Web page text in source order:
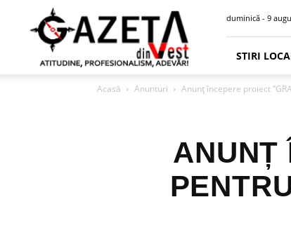
Gazeta
din
Vest
duminică - 9
STIRI
Acasă Anunturi Anunț începere proiect
ANUNȚ